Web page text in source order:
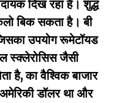
दिख रहा है। शुद्ध
बिक सकता है। बी
उपयोग रूमेटॉयड
स्क्लेरोसिस जैसी
है, का वैश्विक बाजार
डॉलर था और